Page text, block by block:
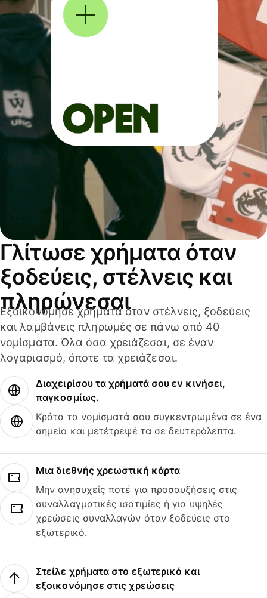
Γλίτωσε χρήματα όταν
ξοδεύεις, στέλνεις και
πληρώνεσαι
Εξοικονόμησε χρήματα όταν στέλνεις, ξοδεύεις
και λαμβάνεις πληρωμές σε πάνω από 40
νομίσματα. Όλα όσα χρειάζεσαι, σε έναν
λογαριασμό, όποτε τα χρειάζεσαι.
Διαχειρίσου τα χρήματά σου εν κινήσει,
παγκοσμίως.
Κράτα τα νομίσματά σου συγκεντρωμένα σε ένα
σημείο και μετέτρεψέ τα σε δευτερόλεπτα.
Μια διεθνής χρεωστική κάρτα
Μην ανησυχείς ποτέ για προσαυξήσεις στις
συναλλαγματικές ισοτιμίες ή για υψηλές
χρεώσεις συναλλαγών όταν ξοδεύεις στο
εξωτερικό.
Στείλε χρήματα στο εξωτερικό και
εξοικονόμησε στις χρεώσεις